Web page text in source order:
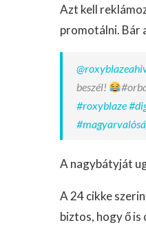
Azt kell
promotálni. Bár
beszél!
#roxyblaze
A nagybátyját
A 24 cikke
biztos, hogy ő